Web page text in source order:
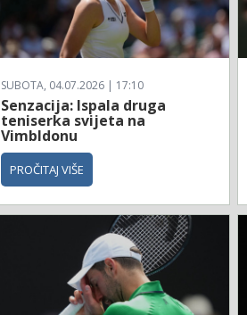
SUBOTA, 04.07.2026 | 17:10
Senzacija: Ispala druga
teniserka svijeta na
Vimbldonu
PROČITAJ VIŠE